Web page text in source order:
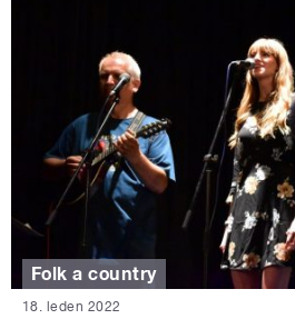
Folk a country
18. leden 2022